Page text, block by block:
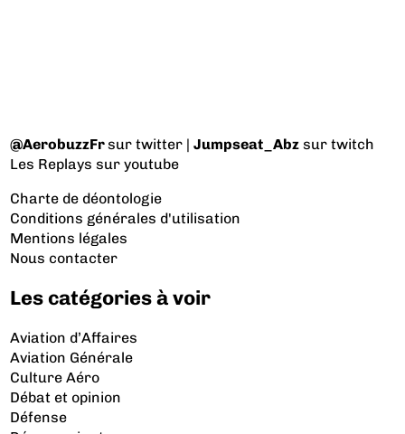
@AerobuzzFrsur twitter |Jumpseat_Abz sur twitch
Les Replays sur youtube
Charte de déontologie
Conditions générales d'utilisation
Mentions légales
Nous contacter
Les catégories à voir
Aviation d’Affaires
Aviation Générale
Culture Aéro
Débat et opinion
Défense